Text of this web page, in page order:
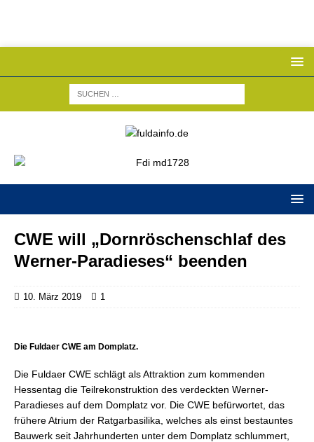
CWE will „Dornröschenschlaf des
Werner-Paradieses“ beenden
10. März 2019 1
Die Fuldaer CWE am Domplatz.
Die Fuldaer CWE schlägt als Attraktion zum kommenden
Hessentag die Teilrekonstruktion des verdeckten Werner-
Paradieses auf dem Domplatz vor. Die CWE befürwortet, das
frühere Atrium der Ratgarbasilika, welches als einst bestauntes
Bauwerk seit Jahrhunderten unter dem Domplatz schlummert,